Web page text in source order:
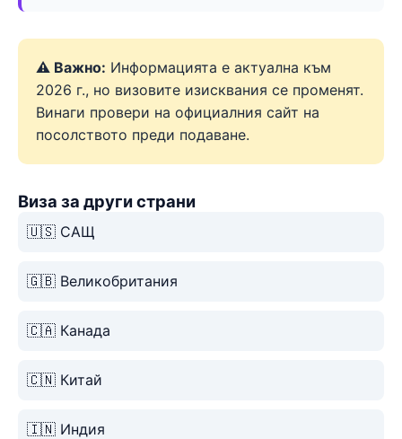
⚠️ Важно: Информацията е актуална към
2026 г., но визовите изисквания се променят.
Винаги провери на официалния сайт на
посолството преди подаване.
Виза за други страни
🇺🇸 САЩ
🇬🇧 Великобритания
🇨🇦 Канада
🇨🇳 Китай
🇮🇳 Индия